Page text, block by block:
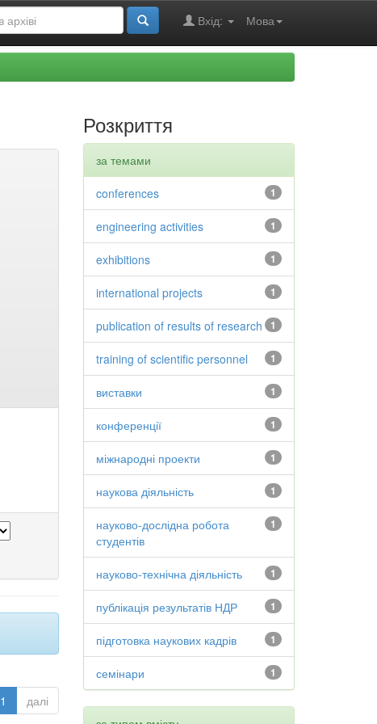
Мова
Вхід:
1 далі
Розкриття
за темами
1
conferences
1
engineering activities
1
exhibitions
1
international projects
1
publication of results of research
1
training of scientific personnel
1
виставки
1
конференції
1
міжнародні проекти
1
наукова діяльність
1
науково-дослідна робота
студентів
1
науково-технічна діяльність
1
публікація результатів НДР
1
підготовка наукових кадрів
1
семінари